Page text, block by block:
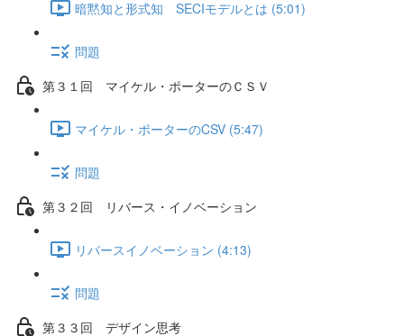
暗黙知と形式知 SECIモデルとは (5:01)
問題
第３１回 マイケル・ポーターのＣＳＶ
マイケル・ポーターのCSV (5:47)
問題
第３２回 リバース・イノベーション
リバースイノベーション (4:13)
問題
第３３回 デザイン思考